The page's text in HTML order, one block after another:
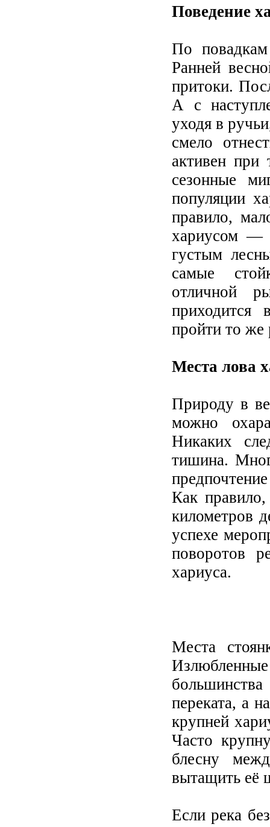
Поведение
По
Ранней
притоки.
А с
уходя в
смело
активен при
сезонные
популяции
правило,
хариусом —
густым
самые
отличной
приходится
пройти то же
Места лова
Природу в
можно
Никаких
тишина.
Как
километров
успехе
поворотов
хариуса.
Места
переката, а
крупней
Часто
блесну
вытащить её
Если река